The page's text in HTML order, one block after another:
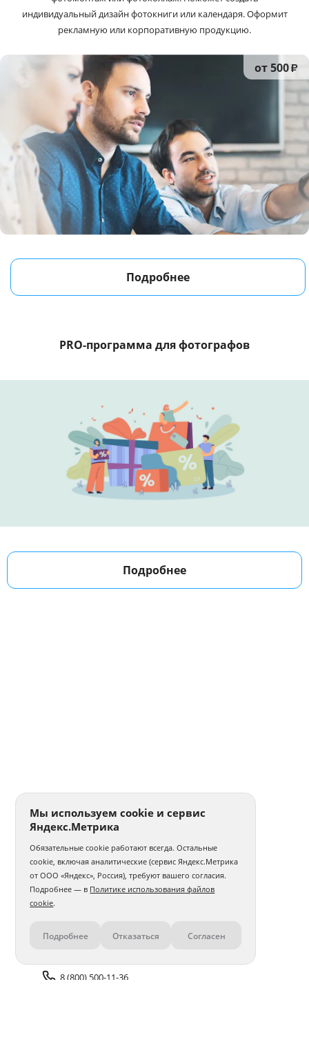
индивидуальный дизайн фотокниги или календаря. Оформит
рекламную или корпоративную продукцию.
от 500₽
Подробнее
PRO-программа для фотографов
Подробнее
Контакты
8 (800) 500-11-36
Мы используем cookie и сервис
Яндекс.Метрика
Обязательные cookie работают всегда. Остальные
cookie, включая аналитические (сервис Яндекс.Метрика
от ООО «Яндекс», Россия), требуют вашего согласия.
Подробнее — в Политике использования файлов
cookie.
Подробнее Отказаться Согласен